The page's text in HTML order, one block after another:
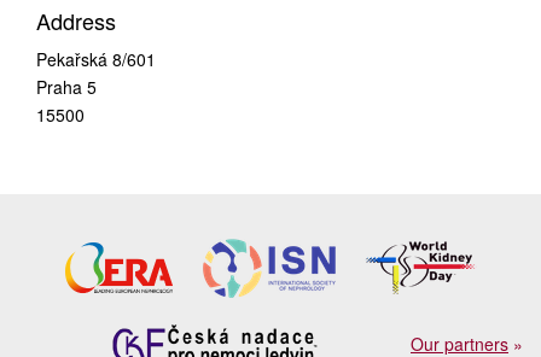
Address
Pekařská 8/601
Praha 5
15500
Our partners »